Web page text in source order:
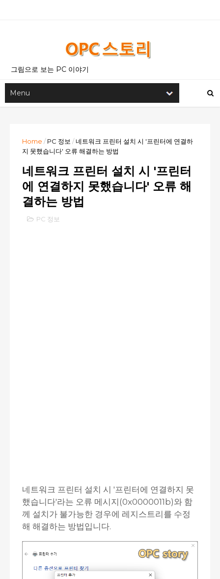
그림으로 보는 PC 이야기
Home / PC 정보 /네트워크 프린터 설치 시 '프린터에 연결하
지 못했습니다' 오류 해결하는 방법
네트워크 프린터 설치 시 '프린터
에 연결하지 못했습니다' 오류 해
결하는 방법
PC 정보
네트워크 프린터 설치 시 '프린터에 연결하지 못
했습니다'라는 오류 메시지(0x0000011b)와 함
께 설치가 불가능한 경우에 레지스트리를 수정
해 해결하는 방법입니다.